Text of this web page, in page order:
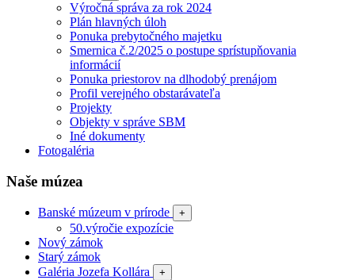
Výročná správa za rok 2024
Plán hlavných úloh
Ponuka prebytočného majetku
Smernica č.2/2025 o postupe sprístupňovania
informácií
Ponuka priestorov na dlhodobý prenájom
Profil verejného obstarávateľa
Projekty
Objekty v správe SBM
Iné dokumenty
Fotogaléria
Naše múzea
Banské múzeum v prírode +
50.výročie expozície
Nový zámok
Starý zámok
Galéria Jozefa Kollára
+